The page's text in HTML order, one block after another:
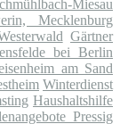
Miesau
Mecklenburg
Gärtner
bei Berlin
am Sand
Winterdienst
Haushaltshilfe
Pressig